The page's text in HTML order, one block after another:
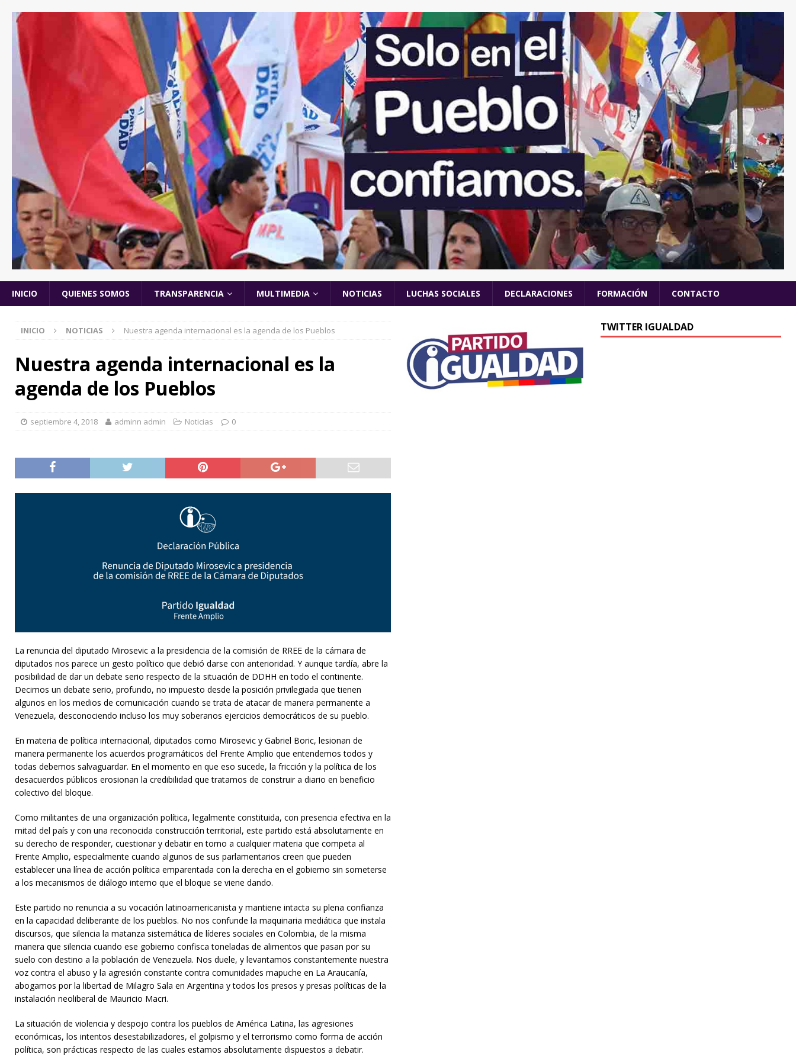
INICIO QUIENES SOMOS TRANSPARENCIA MULTIMEDIA NOTICIAS LUCHAS SOCIALES DECLARACIONES FORMACIÓN CONTACTO
INICIO NOTICIAS Nuestra agenda internacional es la agenda de los Pueblos
Nuestra agenda internacional es la
agenda de los Pueblos
septiembre 4, 2018 adminn admin Noticias 0
La renuncia del diputado Mirosevic a la presidencia de la comisión de RREE de la cámara de
diputados nos parece un gesto político que debió darse con anterioridad. Y aunque tardía, abre la
posibilidad de dar un debate serio respecto de la situación de DDHH en todo el continente.
Decimos un debate serio, profundo, no impuesto desde la posición privilegiada que tienen
algunos en los medios de comunicación cuando se trata de atacar de manera permanente a
Venezuela, desconociendo incluso los muy soberanos ejercicios democráticos de su pueblo.
En materia de política internacional, diputados como Mirosevic y Gabriel Boric, lesionan de
manera permanente los acuerdos programáticos del Frente Amplio que entendemos todos y
todas debemos salvaguardar. En el momento en que eso sucede, la fricción y la política de los
desacuerdos públicos erosionan la credibilidad que tratamos de construir a diario en beneficio
colectivo del bloque.
Como militantes de una organización política, legalmente constituida, con presencia efectiva en la
mitad del país y con una reconocida construcción territorial, este partido está absolutamente en
su derecho de responder, cuestionar y debatir en torno a cualquier materia que competa al
Frente Amplio, especialmente cuando algunos de sus parlamentarios creen que pueden
establecer una línea de acción política emparentada con la derecha en el gobierno sin someterse
a los mecanismos de diálogo interno que el bloque se viene dando.
Este partido no renuncia a su vocación latinoamericanista y mantiene intacta su plena confianza
en la capacidad deliberante de los pueblos. No nos confunde la maquinaria mediática que instala
discursos, que silencia la matanza sistemática de líderes sociales en Colombia, de la misma
manera que silencia cuando ese gobierno confisca toneladas de alimentos que pasan por su
suelo con destino a la población de Venezuela. Nos duele, y levantamos constantemente nuestra
voz contra el abuso y la agresión constante contra comunidades mapuche en La Araucanía,
abogamos por la libertad de Milagro Sala en Argentina y todos los presos y presas políticas de la
instalación neoliberal de Mauricio Macri.
La situación de violencia y despojo contra los pueblos de América Latina, las agresiones
económicas, los intentos desestabilizadores, el golpismo y el terrorismo como forma de acción
política, son prácticas respecto de las cuales estamos absolutamente dispuestos a debatir.
TWITTER IGUALDAD